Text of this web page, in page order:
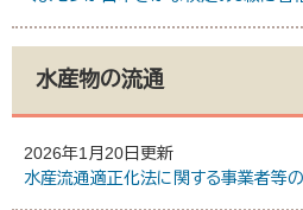
水産物の流通
2026年1月20日更新
水産流通適正化法に関する事業者等